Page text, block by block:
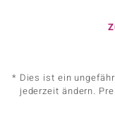
* Dies ist ein
jederzeit ändern.